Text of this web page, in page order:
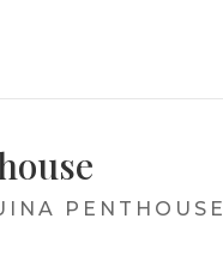
PENTHOUSE